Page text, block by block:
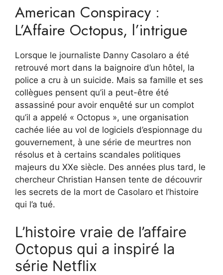
American Conspiracy :
L’Affaire Octopus, l’intrigue
Lorsque le journaliste Danny Casolaro a été
retrouvé mort dans la baignoire d’un hôtel, la
police a cru à un suicide. Mais sa famille et ses
collègues pensent qu’il a peut-être été
assassiné pour avoir enquêté sur un complot
qu’il a appelé « Octopus », une organisation
cachée liée au vol de logiciels d’espionnage du
gouvernement, à une série de meurtres non
résolus et à certains scandales politiques
majeurs du XXe siècle. Des années plus tard, le
chercheur Christian Hansen tente de découvrir
les secrets de la mort de Casolaro et l’histoire
qui l’a tué.
L’histoire vraie de l’affaire
Octopus qui a inspiré la
série Netflix